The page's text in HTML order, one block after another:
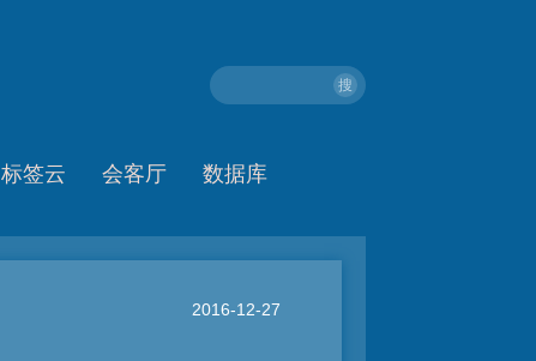
搜
标签云 会客厅 数据库
2016-12-27